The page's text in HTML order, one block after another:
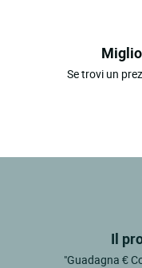
Se trovi un
Il
"Guadagna €